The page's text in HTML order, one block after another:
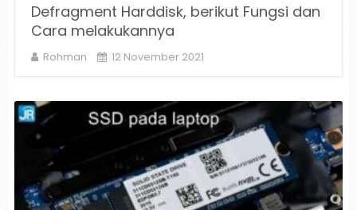
Defragment Harddisk, berikut Fungsi dan
Cara melakukannya
Rohman 12 November 2021